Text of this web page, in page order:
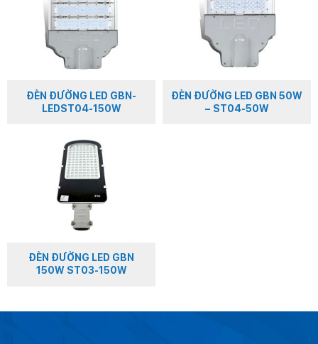
ĐÈN ĐƯỜNG LED GBN-
LEDST04-150W
ĐÈN ĐƯỜNG LED GBN 50W
– ST04-50W
ĐÈN ĐƯỜNG LED GBN
150W ST03-150W